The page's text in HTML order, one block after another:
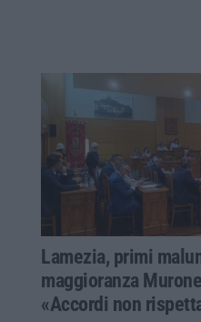
Lamezia, primi
maggioranza
«Accordi non